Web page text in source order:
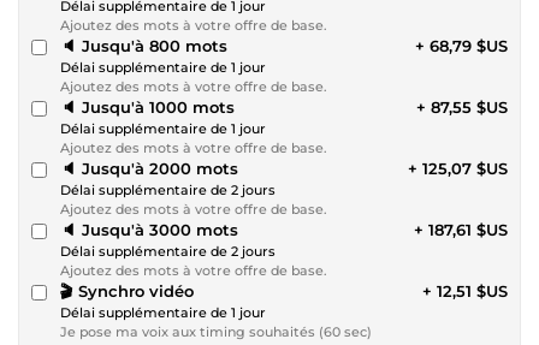
Délai supplémentaire de 1 jour
Ajoutez des mots à votre offre de base.
🔈 Jusqu'à 800 mots
Délai supplémentaire de 1 jour
Ajoutez des mots à votre offre de base.
+ 68,79 $US
🔈 Jusqu'à 1000 mots
Délai supplémentaire de 1 jour
Ajoutez des mots à votre offre de base.
+ 87,55 $US
🔈 Jusqu'à 2000 mots
Délai supplémentaire de 2 jours
Ajoutez des mots à votre offre de base.
+ 125,07 $US
🔈 Jusqu'à 3000 mots
Délai supplémentaire de 2 jours
Ajoutez des mots à votre offre de base.
+ 187,61 $US
🎬 Synchro vidéo
Délai supplémentaire de 1 jour
Je pose ma voix aux timing souhaités (60 sec)
+ 12,51 $US